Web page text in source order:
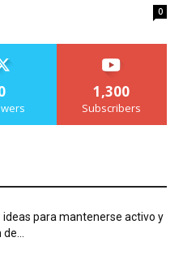
0
1,300
Subscribers
ideas para mantenerse activo y